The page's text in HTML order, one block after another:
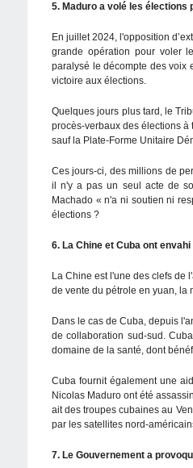
5. Maduro a volé les élections
En juillet 2024, l'opposition
grande opération pour voler
paralysé le décompte des voix
victoire aux élections.
Quelques jours plus tard, le
procès-verbaux des élections à
sauf la Plate-Forme Unitaire
Ces jours-ci, des millions de
il n'y a pas un seul acte de
Machado « n'a ni soutien ni
élections ?
6. La Chine et Cuba ont envahi
La Chine est l'une des clefs de
de vente du pétrole en yuan, la
Dans le cas de Cuba, depuis
de collaboration sud-sud.
domaine de la santé, dont
Cuba fournit également une
Nicolas Maduro ont été
ait des troupes cubaines au
par les satellites nord-
7. Le Gouvernement a